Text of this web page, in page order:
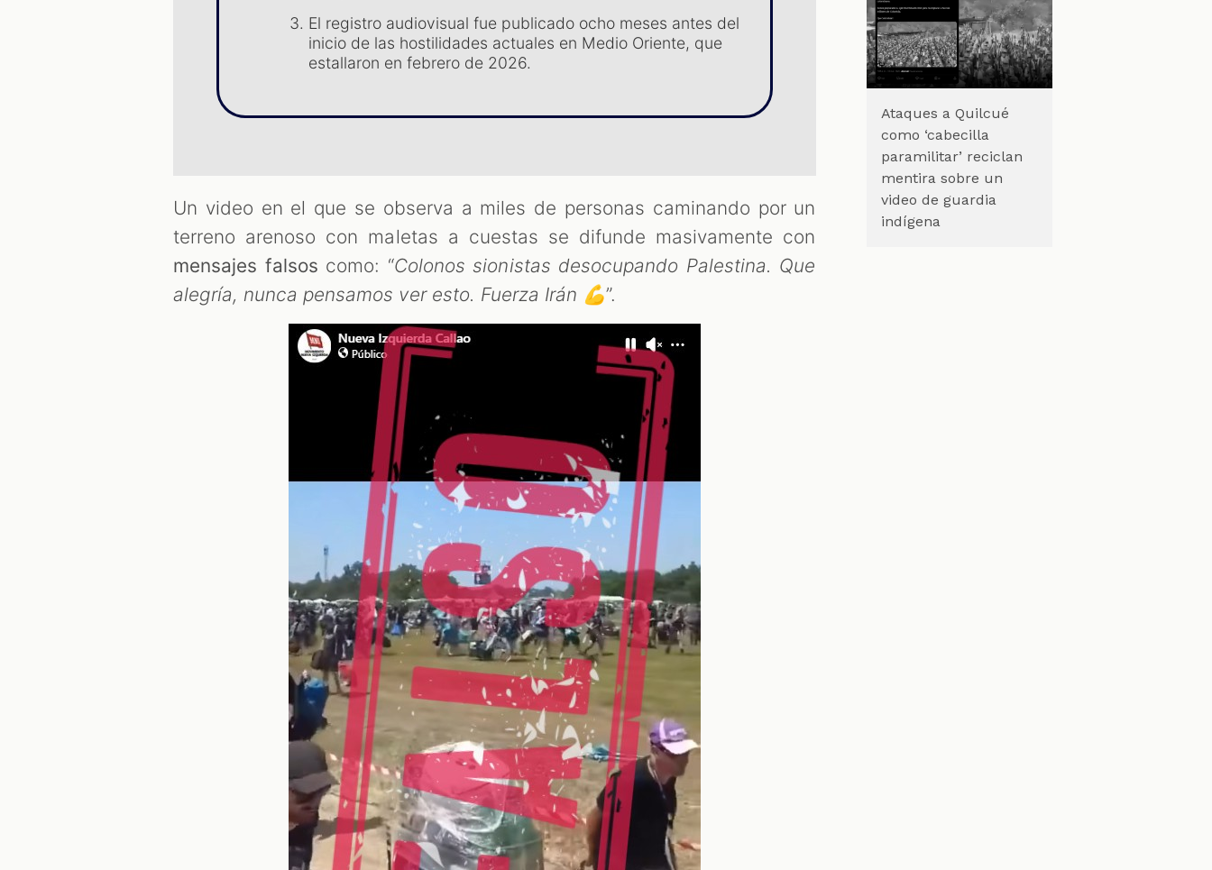
El registro audiovisual fue publicado ocho meses antes del
inicio de las hostilidades actuales en Medio Oriente, que
estallaron en febrero de 2026.
Un video en el que se observa a miles de personas caminando por un
terreno arenoso con maletas a cuestas se difunde masivamente con
mensajes falsos como: “Colonos sionistas desocupando Palestina. Que
alegría, nunca pensamos ver esto. Fuerza Irán 💪”.
Ataques a Quilcué
como ‘cabecilla
paramilitar’ reciclan
mentira sobre un
video de guardia
indígena